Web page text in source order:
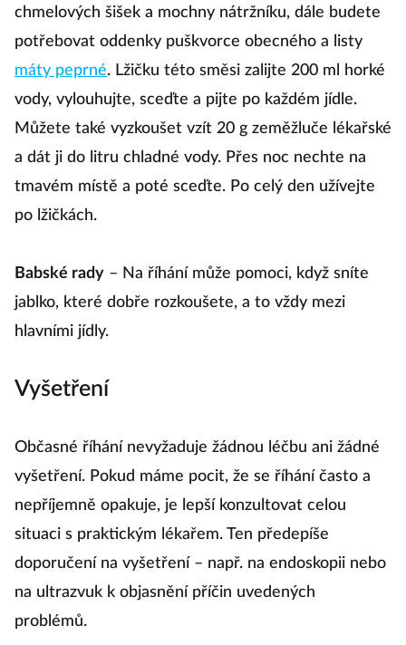
chmelových šišek a mochny nátržníku, dále budete
potřebovat oddenky puškvorce obecného a listy
máty peprné. Lžičku této směsi zalijte 200 ml horké
vody, vylouhujte, sceďte a pijte po každém jídle.
Můžete také vyzkoušet vzít 20 g zeměžluče lékařské
a dát ji do litru chladné vody. Přes noc nechte na
tmavém místě a poté sceďte. Po celý den užívejte
po lžičkách.
Babské rady – Na říhání může pomoci, když sníte
jablko, které dobře rozkoušete, a to vždy mezi
hlavními jídly.
Vyšetření
Občasné říhání nevyžaduje žádnou léčbu ani žádné
vyšetření. Pokud máme pocit, že se říhání často a
nepříjemně opakuje, je lepší konzultovat celou
situaci s praktickým lékařem. Ten předepíše
doporučení na vyšetření – např. na endoskopii nebo
na ultrazvuk k objasnění příčin uvedených
problémů.